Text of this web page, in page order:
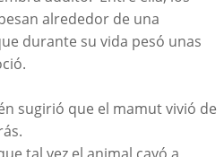
alrededor de una
durante su vida pesó unas
sugirió que el mamut vivió de